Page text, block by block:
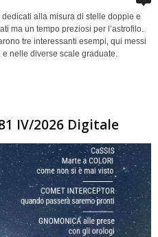
alla misura di stelle doppie e
ma un tempo preziosi per l’astrofilo.
tre interessanti esempi, qui messi
nelle diverse scale graduate.
IV/2026 Digitale